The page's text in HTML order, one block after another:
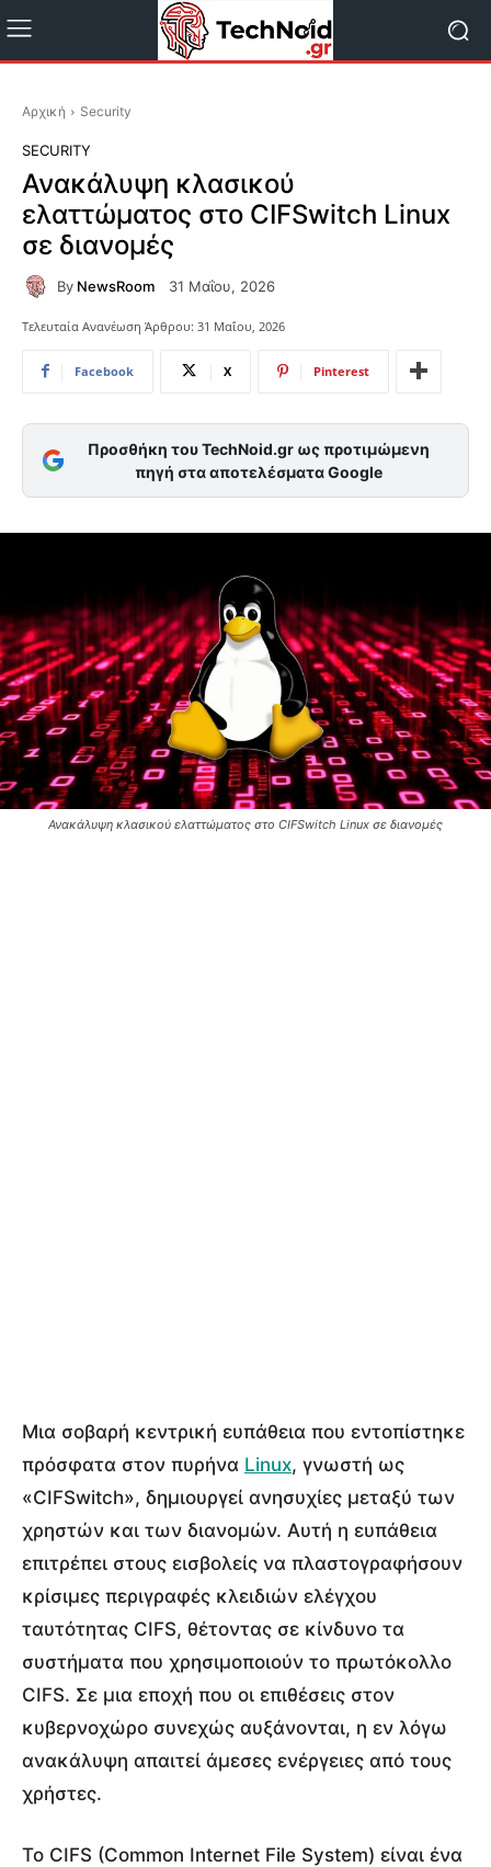
Αρχική Security
SECURITY
Ανακάλυψη κλασικού
ελαττώματος στο CIFSwitch Linux
σε διανομές
By NewsRoom 31 Μαΐου, 2026
Τελευταία Ανανέωση Άρθρου: 31 Μαΐου, 2026
Facebook X Pinterest
Προσθήκη του TechNoid.gr ως προτιμώμενη
πηγή στα αποτελέσματα Google
Ανακάλυψη κλασικού ελαττώματος στο CIFSwitch Linux σε διανομές
Μια σοβαρή κεντρική ευπάθεια που εντοπίστηκε
πρόσφατα στον πυρήνα Linux, γνωστή ως
«CIFSwitch», δημιουργεί ανησυχίες μεταξύ των
χρηστών και των διανομών. Αυτή η ευπάθεια
επιτρέπει στους εισβολείς να πλαστογραφήσουν
κρίσιμες περιγραφές κλειδιών ελέγχου
ταυτότητας CIFS, θέτοντας σε κίνδυνο τα
συστήματα που χρησιμοποιούν το πρωτόκολλο
CIFS. Σε μια εποχή που οι επιθέσεις στον
κυβερνοχώρο συνεχώς αυξάνονται, η εν λόγω
ανακάλυψη απαιτεί άμεσες ενέργειες από τους
χρήστες.
Το CIFS (Common Internet File System) είναι ένα